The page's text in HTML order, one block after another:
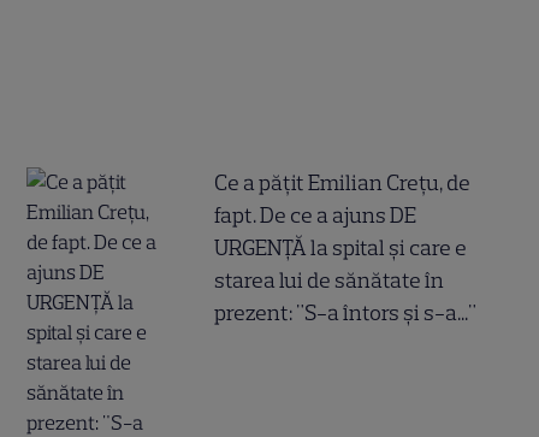
Ce a pățit Emilian Crețu, de
fapt. De ce a ajuns DE
URGENȚĂ la spital și care e
starea lui de sănătate în
prezent: "S-a întors și s-a..."